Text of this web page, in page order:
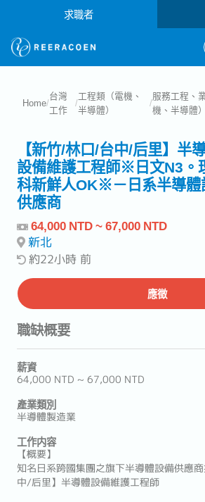
求職者
Home/
台灣
工作
/
工程類（電機、
半導體）
/
服務工程、
機、半導體）
【新竹/林口/台中/后里】半
設備維護工程師※日文N3。
科新鮮人OK※－日系半導體
供應商
64,000 NTD ~ 67,000 NTD
新北
約22小時 前
應徵
職缺概要
薪資
64,000 NTD ~ 67,000 NTD
產業類別
半導體製造業
工作内容
【概要】
知名日系跨國集團之旗下半導體設備供應
中/后里】半導體設備維護工程師